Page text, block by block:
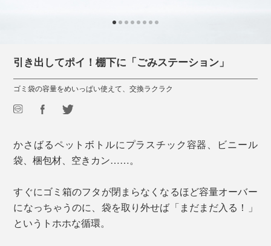
引き出してポイ！棚下に「ごみステーション」
ゴミ袋の容量をめいっぱい使えて、交換ラクラク
かさばるペットボトルにプラスチック容器、ビニール
袋、梱包材、空きカン……。
すぐにゴミ箱のフタが閉まらなくなるほど容量オーバー
になっちゃうのに、袋を取り外せば「まだまだ入る！」
というトホホな循環。